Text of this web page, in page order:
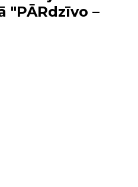
"PĀRdzīvo –